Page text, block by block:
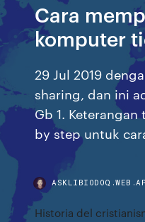
Cara
komputer
29 Jul 2019
sharing, dan ini
Gb 1.
by step untuk
Historia del